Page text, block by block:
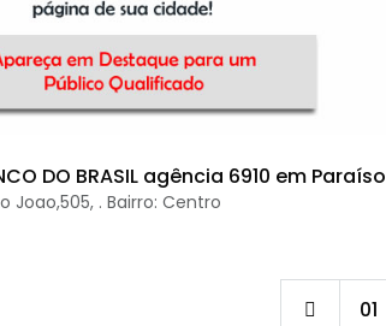
DO BRASIL agência 6910 em Paraíso
Joao,505, . Bairro: Centro
01